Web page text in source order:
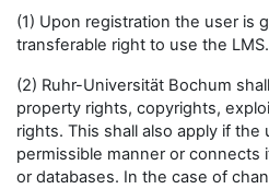
(1) Upon registration the user is
transferable right to use the LMS.
(2) Ruhr-Universität Bochum
property rights, copyrights,
rights. This shall also apply if the
permissible manner or connects
or databases. In the case of